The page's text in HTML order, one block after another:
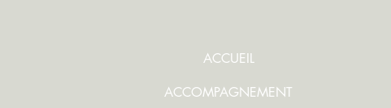
ACCUEIL
ACCOMPAGNEMENT